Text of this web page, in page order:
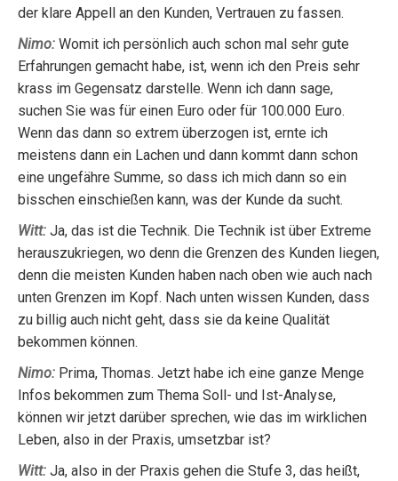
der klare Appell an den Kunden, Vertrauen zu fassen.
Nimo: Womit ich persönlich auch schon mal sehr gute
Erfahrungen gemacht habe, ist, wenn ich den Preis sehr
krass im Gegensatz darstelle. Wenn ich dann sage,
suchen Sie was für einen Euro oder für 100.000 Euro.
Wenn das dann so extrem überzogen ist, ernte ich
meistens dann ein Lachen und dann kommt dann schon
eine ungefähre Summe, so dass ich mich dann so ein
bisschen einschießen kann, was der Kunde da sucht.
Witt: Ja, das ist die Technik. Die Technik ist über Extreme
herauszukriegen, wo denn die Grenzen des Kunden liegen,
denn die meisten Kunden haben nach oben wie auch nach
unten Grenzen im Kopf. Nach unten wissen Kunden, dass
zu billig auch nicht geht, dass sie da keine Qualität
bekommen können.
Nimo: Prima, Thomas. Jetzt habe ich eine ganze Menge
Infos bekommen zum Thema Soll- und Ist-Analyse,
können wir jetzt darüber sprechen, wie das im wirklichen
Leben, also in der Praxis, umsetzbar ist?
Witt: Ja, also in der Praxis gehen die Stufe 3, das heißt,